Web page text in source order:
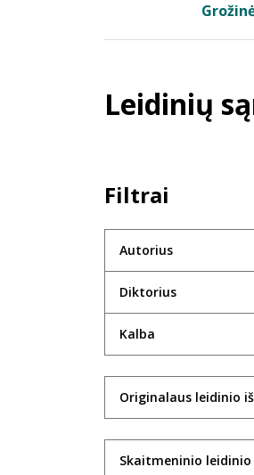
Leidinių
Filtrai
Autorius
Diktorius
Kalba
Originalaus leidinio
Skaitmeninio